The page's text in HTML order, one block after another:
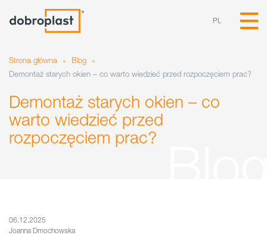
PL
Strona główna » Blog
»
Demontaż starych okien – co warto wiedzieć przed rozpoczęciem prac?
Demontaż starych okien – co
warto wiedzieć przed
rozpoczęciem prac?
06.12.2025
Joanna Dmochowska